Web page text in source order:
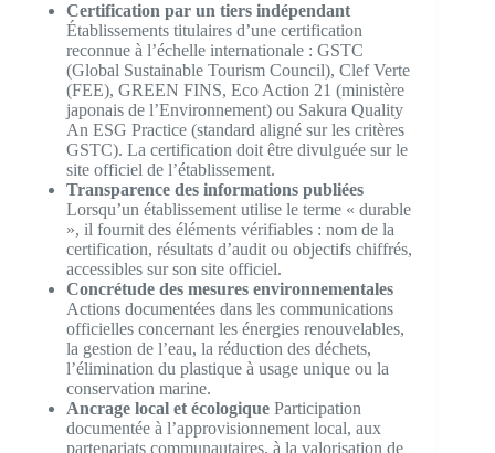
Certification par un tiers indépendant
Établissements titulaires d’une certification
reconnue à l’échelle internationale : GSTC
(Global Sustainable Tourism Council), Clef Verte
(FEE), GREEN FINS, Eco Action 21 (ministère
japonais de l’Environnement) ou Sakura Quality
An ESG Practice (standard aligné sur les critères
GSTC). La certification doit être divulguée sur le
site officiel de l’établissement.
Transparence des informations publiées
Lorsqu’un établissement utilise le terme « durable
», il fournit des éléments vérifiables : nom de la
certification, résultats d’audit ou objectifs chiffrés,
accessibles sur son site officiel.
Concrétude des mesures environnementales
Actions documentées dans les communications
officielles concernant les énergies renouvelables,
la gestion de l’eau, la réduction des déchets,
l’élimination du plastique à usage unique ou la
conservation marine.
Ancrage local et écologique Participation
documentée à l’approvisionnement local, aux
partenariats communautaires, à la valorisation de